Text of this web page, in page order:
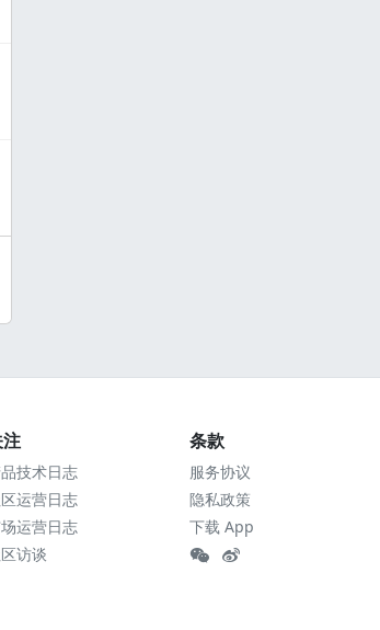
技术日志
运营日志
运营日志
访谈
条款
服务协议
隐私政策
下载 App